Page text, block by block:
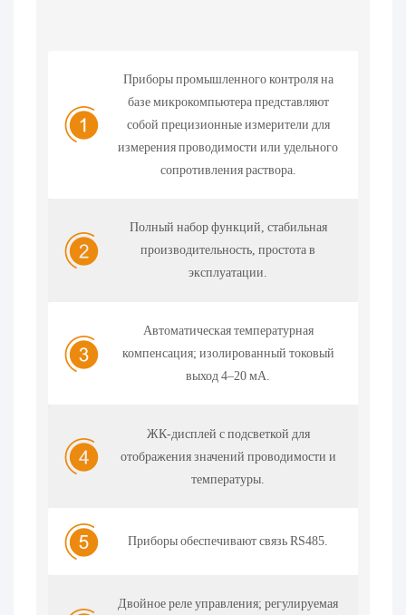
Приборы промышленного контроля на
базе микрокомпьютера представляют
собой прецизионные измерители для
измерения проводимости или удельного
сопротивления раствора.
Полный набор функций, стабильная
производительность, простота в
эксплуатации.
Автоматическая температурная
компенсация; изолированный токовый
выход 4–20 мА.
ЖК-дисплей с подсветкой для
отображения значений проводимости и
температуры.
Приборы обеспечивают связь RS485.
Двойное реле управления; регулируемая